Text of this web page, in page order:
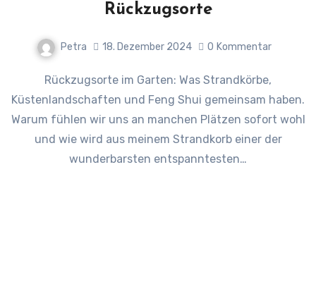
Rückzugsorte
Petra 18. Dezember 2024 0 Kommentar
Rückzugsorte im Garten: Was Strandkörbe,
Küstenlandschaften und Feng Shui gemeinsam haben.
Warum fühlen wir uns an manchen Plätzen sofort wohl
und wie wird aus meinem Strandkorb einer der
wunderbarsten entspanntesten…